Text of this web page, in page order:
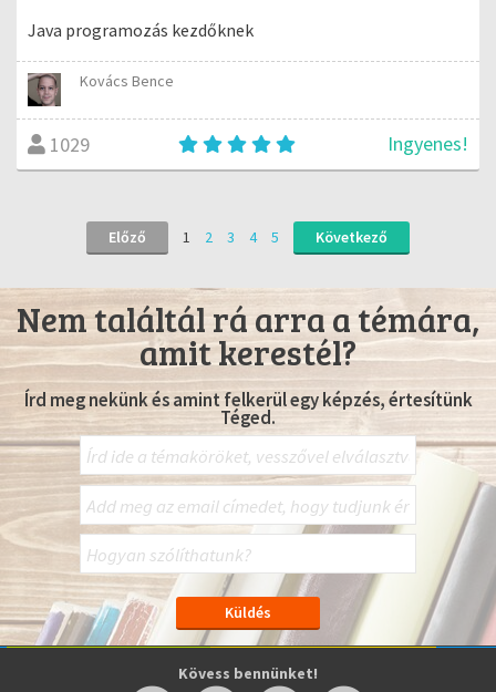
Java programozás kezdőknek
Kovács Bence
1029 Ingyenes!
Előző 1 2 3 4 5 Következő
Nem találtál rá arra a témára,
amit kerestél?
Írd meg nekünk és amint felkerül egy képzés, értesítünk
Téged.
Kövess bennünket!